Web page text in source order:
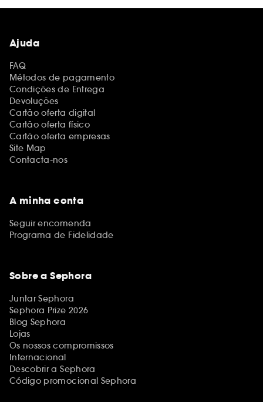
Ajuda
FAQ
Métodos de pagamento
Condições de Entrega
Devoluções
Cartão oferta digital
Cartão oferta físico
Cartão oferta empresas
Site Map
Contacta-nos
A minha conta
Seguir encomenda
Programa de Fidelidade
Sobre a Sephora
Juntar Sephora
Sephora Prize 2026
Blog Sephora
Lojas
Os nossos compromissos
Internacional
Descobrir a Sephora
Código promocional Sephora